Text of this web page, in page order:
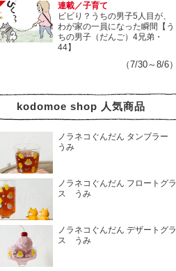
連載／子育て
ビビり？うちの男子5人目が、
わが家の一員になった瞬間【う
ちの男子（だんご）4兄弟・
44】
（7/30～8/6）
kodomoe shop 人気商品
ノラネコぐんだん タンブラー
うみ
ノラネコぐんだん フロートグラ
ス うみ
ノラネコぐんだん デザートグラ
ス うみ